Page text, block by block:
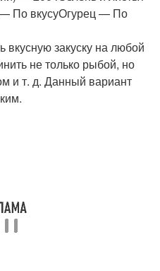
Жареные тарталетки
По вкусуОгурец — По
вкусную закуску на любой
не только рыбой, но
и т. д. Данный вариант